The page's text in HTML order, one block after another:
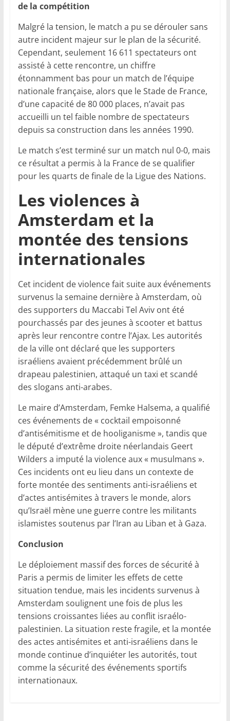
de la compétition
Malgré la tension, le match a pu se dérouler sans
autre incident majeur sur le plan de la sécurité.
Cependant, seulement 16 611 spectateurs ont
assisté à cette rencontre, un chiffre
étonnamment bas pour un match de l’équipe
nationale française, alors que le Stade de France,
d’une capacité de 80 000 places, n’avait pas
accueilli un tel faible nombre de spectateurs
depuis sa construction dans les années 1990.
Le match s’est terminé sur un match nul 0-0, mais
ce résultat a permis à la France de se qualifier
pour les quarts de finale de la Ligue des Nations.
Les violences à
Amsterdam et la
montée des tensions
internationales
Cet incident de violence fait suite aux événements
survenus la semaine dernière à Amsterdam, où
des supporters du Maccabi Tel Aviv ont été
pourchassés par des jeunes à scooter et battus
après leur rencontre contre l’Ajax. Les autorités
de la ville ont déclaré que les supporters
israéliens avaient précédemment brûlé un
drapeau palestinien, attaqué un taxi et scandé
des slogans anti-arabes.
Le maire d’Amsterdam, Femke Halsema, a qualifié
ces événements de « cocktail empoisonné
d’antisémitisme et de hooliganisme », tandis que
le député d’extrême droite néerlandais Geert
Wilders a imputé la violence aux « musulmans ».
Ces incidents ont eu lieu dans un contexte de
forte montée des sentiments anti-israéliens et
d’actes antisémites à travers le monde, alors
qu’Israël mène une guerre contre les militants
islamistes soutenus par l’Iran au Liban et à Gaza.
Conclusion
Le déploiement massif des forces de sécurité à
Paris a permis de limiter les effets de cette
situation tendue, mais les incidents survenus à
Amsterdam soulignent une fois de plus les
tensions croissantes liées au conflit israélo-
palestinien. La situation reste fragile, et la montée
des actes antisémites et anti-israéliens dans le
monde continue d’inquiéter les autorités, tout
comme la sécurité des événements sportifs
internationaux.